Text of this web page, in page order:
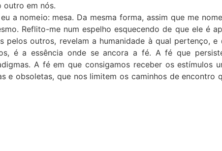
outro em nós.
a nomeio: mesa. Da mesma forma, assim que me
Reflito-me num espelho esquecendo de que ele é
pelos outros, revelam a humanidade à qual pertenço,
é a essência onde se ancora a fé. A fé que
A fé em que consigamos receber os estímulos
e obsoletas, que nos limitem os caminhos de encontro